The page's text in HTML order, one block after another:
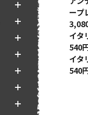
ープ
イタ
540
イタ
540